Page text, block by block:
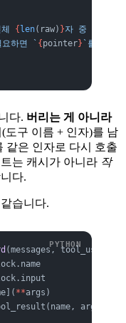
{ len(raw) }자 중 일부만
하면 ` { pointer} `를 재실
다. 버리는 게 아니라
(도구 이름 + 인자)를 남
같은 인자로 다시 호출
는 캐시가 아니라 작
다.
습니다.
(messages,
**args)
args,